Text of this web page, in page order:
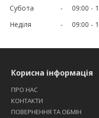
Субота
09:00
Неділя
09:00
Корисна інформація
ПРО НАС
КОНТАКТИ
ПОВЕРНЕННЯ ТА ОБМІН